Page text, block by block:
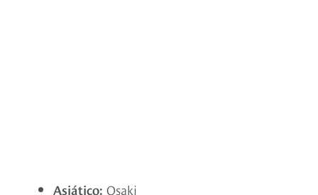
Asiático: Osaki